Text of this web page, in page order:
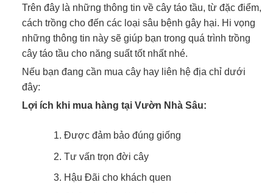
Trên đây là những thông tin về cây táo tầu, từ đặc điểm,
cách trồng cho đến các loại sâu bệnh gây hại. Hi vọng
những thông tin này sẽ giúp bạn trong quá trình trồng
cây táo tầu cho năng suất tốt nhất nhé.
Nếu bạn đang cần mua cây hay liên hệ địa chỉ dưới
đây:
Lợi ích khi mua hàng tại Vườn Nhà Sâu:
Được đảm bảo đúng giống
Tư vấn trọn đời cây
Hậu Đãi cho khách quen